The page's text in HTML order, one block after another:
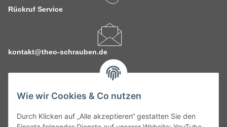
Wie wir Cookies & Co nutzen
Durch Klicken auf „Alle akzeptieren“ gestatten Sie den
Rückruf Service
kontakt@theo-schrauben.de
Service